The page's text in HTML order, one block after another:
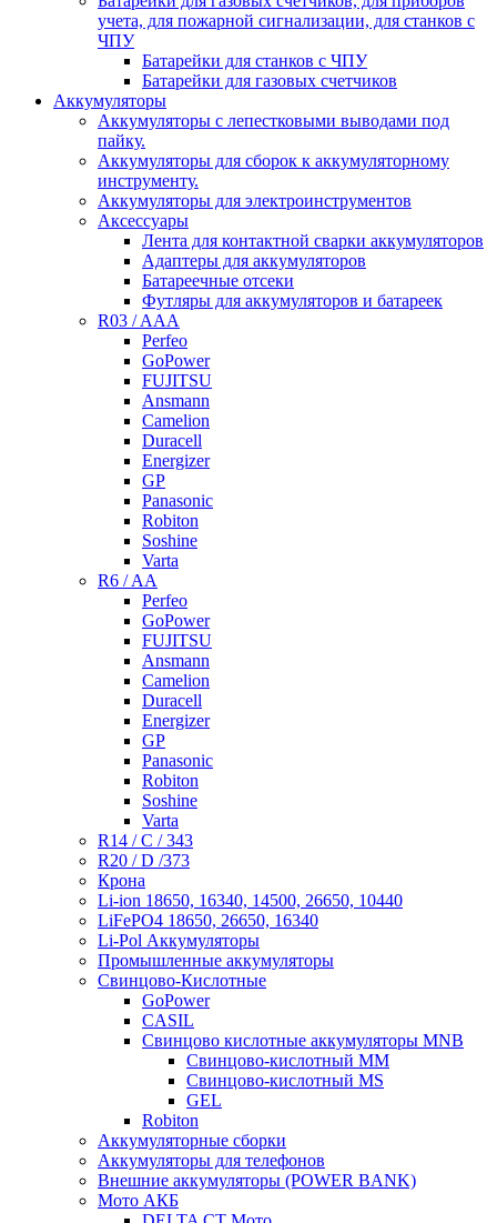
учета, для пожарной сигнализации, для станков с
ЧПУ
Батарейки для станков с ЧПУ
Батарейки для газовых счетчиков
Аккумуляторы
Аккумуляторы с лепестковыми выводами под
пайку.
Аккумуляторы для сборок к аккумуляторному
инструменту.
Аккумуляторы для электроинструментов
Аксессуары
Лента для контактной сварки аккумуляторов
Адаптеры для аккумуляторов
Батареечные отсеки
Футляры для аккумуляторов и батареек
R03 / AAA
Perfeo
GoPower
FUJITSU
Ansmann
Camelion
Duracell
Energizer
GP
Panasonic
Robiton
Soshine
Varta
R6 / AA
Perfeo
GoPower
FUJITSU
Ansmann
Camelion
Duracell
Energizer
GP
Panasonic
Robiton
Soshine
Varta
R14 / C / 343
R20 / D /373
Крона
Li-ion 18650, 16340, 14500, 26650, 10440
LiFePO4 18650, 26650, 16340
Li-Pol Аккумуляторы
Промышленные аккумуляторы
Свинцово-Кислотные
GoPower
CASIL
Свинцово кислотные аккумуляторы MNB
Cвинцово-кислотный MM
Cвинцово-кислотный MS
GEL
Robiton
Аккумуляторные сборки
Аккумуляторы для телефонов
Внешние аккумуляторы (POWER BANK)
Мото АКБ